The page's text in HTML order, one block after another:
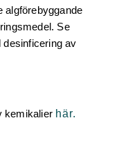
algförebyggande
Se
desinficering av
kemikalier här.